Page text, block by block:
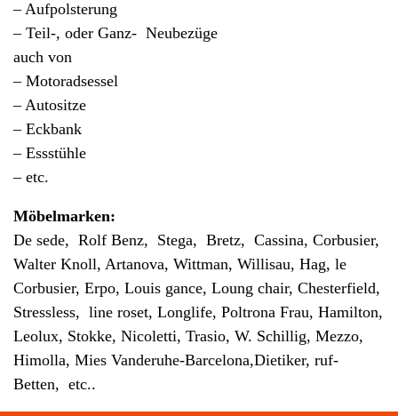
– Aufpolsterung
– Teil-, oder Ganz- Neubezüge
auch von
– Motoradsessel
– Autositze
– Eckbank
– Essstühle
– etc.
Möbelmarken:
De sede, Rolf Benz, Stega, Bretz, Cassina, Corbusier,
Walter Knoll, Artanova, Wittman, Willisau, Hag, le
Corbusier, Erpo, Louis gance, Loung chair, Chesterfield,
Stressless, line roset, Longlife, Poltrona Frau, Hamilton,
Leolux, Stokke, Nicoletti, Trasio, W. Schillig, Mezzo,
Himolla, Mies Vanderuhe-Barcelona,Dietiker, ruf-
Betten, etc..